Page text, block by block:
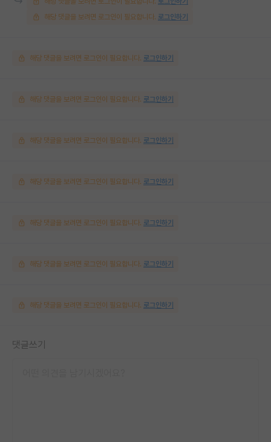
해당 댓글을 보려면 로그인이 필요합니다. 로그인하기
해당 댓글을 보려면 로그인이 필요합니다. 로그인하기
해당 댓글을 보려면 로그인이 필요합니다. 로그인하기
해당 댓글을 보려면 로그인이 필요합니다. 로그인하기
해당 댓글을 보려면 로그인이 필요합니다. 로그인하기
해당 댓글을 보려면 로그인이 필요합니다. 로그인하기
해당 댓글을 보려면 로그인이 필요합니다. 로그인하기
해당 댓글을 보려면 로그인이 필요합니다. 로그인하기
댓글쓰기